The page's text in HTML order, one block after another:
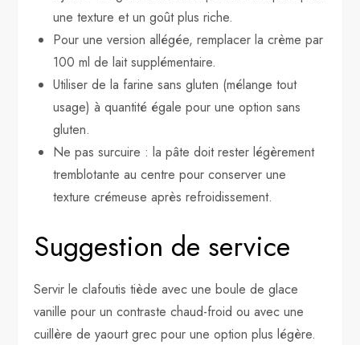
une texture et un goût plus riche.
Pour une version allégée, remplacer la crème par
100 ml de lait supplémentaire.
Utiliser de la farine sans gluten (mélange tout
usage) à quantité égale pour une option sans
gluten.
Ne pas surcuire : la pâte doit rester légèrement
tremblotante au centre pour conserver une
texture crémeuse après refroidissement.
Suggestion de service
Servir le clafoutis tiède avec une boule de glace
vanille pour un contraste chaud-froid ou avec une
cuillère de yaourt grec pour une option plus légère.